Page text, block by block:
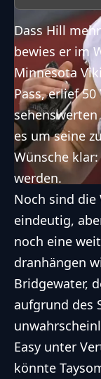
Dass Hill
bewies er im
Minnesota
Pass, erlief
sehenswerten
es um seine
Wünsche
werden.
Noch sind die
eindeutig,
noch eine
dranhängen
Bridgewater,
aufgrund des
Easy unter
könnte